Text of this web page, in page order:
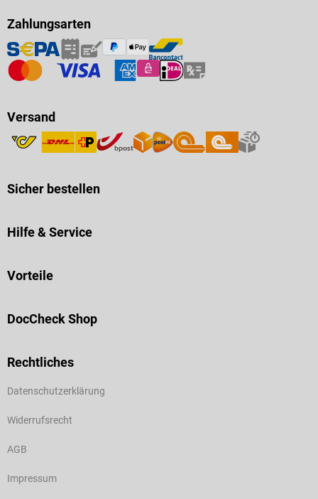
Zahlungsarten
Versand
Sicher bestellen
Hilfe & Service
Vorteile
DocCheck Shop
Rechtliches
Datenschutzerklärung
Widerrufsrecht
AGB
Impressum